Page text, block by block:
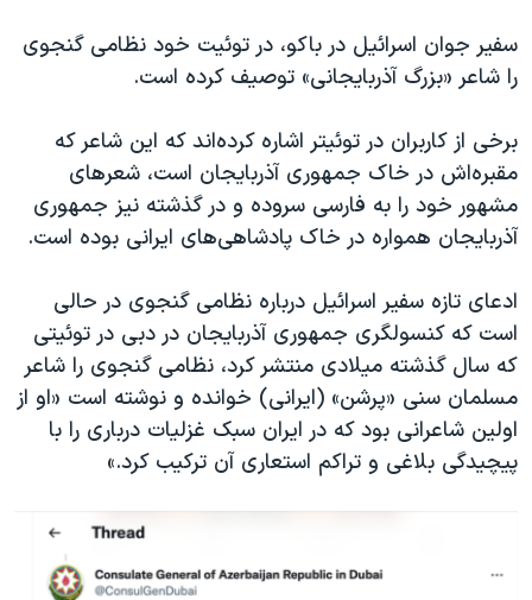
قانون شفافیت دارائی کادر رهبری ایران
اسرائیل در جنگ
نرگس محمدی برنده جایزه نوبل صلح
همایش محافظه‌کاران آمریکا «سی‌پک»
سفر پرزیدنت ترامپ به چین
سفیر جوان اسرائيل در باکو، در توئیت خود نظامی گنجوی
را شاعر «بزرگ آذربایجانی» توصیف کرده است.
برخی از کاربران در توئیتر اشاره کرده‌اند که این شاعر که
مقبره‌اش در خاک جمهوری آذربایجان است، شعرهای
مشهور خود را به فارسی سروده و در گذشته نیز جمهوری
آذربایجان همواره در خاک پادشاهی‌های ایرانی بوده است.
ادعای تازه سفیر اسرائيل درباره نظامی گنجوی در حالی
است که کنسولگری جمهوری آذربایجان در دبی در توئیتی
که سال گذشته میلادی منتشر کرد، نظامی گنجوی را شاعر
مسلمان سنی «پرشن» (ایرانی) خوانده و نوشته است «او از
اولین شاعرانی بود که در ایران سبک غزلیات درباری را با
پیچیدگی بلاغی و تراکم استعاری آن ترکیب کرد.»